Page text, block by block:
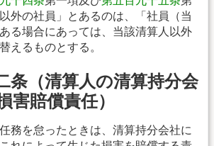
外の社員」とあるのは、「社員（当
る場合にあっては、当該清算人以外
えるものとする。
条（清算人の清算持分会
害賠償責任）
務を怠ったときは、清算持分会社に